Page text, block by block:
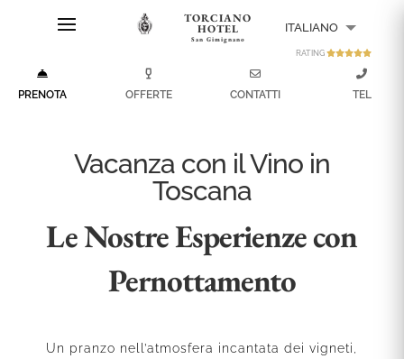
TORCIANO
HOTEL
San Gimignano
ITALIANO
RATING
PRENOTA OFFERTE CONTATTI TEL
Vacanza con il Vino in
Toscana
Le Nostre Esperienze con
Pernottamento
Un pranzo nell’atmosfera incantata dei vigneti,